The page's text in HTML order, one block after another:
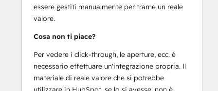
essere gestiti manualmente per trarne un reale
valore.
Cosa non ti piace?
Per vedere i click-through, le aperture, ecc. è
necessario effettuare un'integrazione propria. Il
materiale di reale valore che si potrebbe